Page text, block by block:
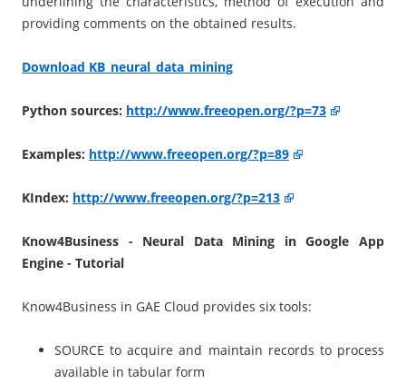
providing comments on the obtained results.
Download KB_neural_data_mining
Python sources: http://www.freeopen.org/?p=73
Examples: http://www.freeopen.org/?p=89
KIndex: http://www.freeopen.org/?p=213
Know4Business - Neural Data Mining in Google App
Engine - Tutorial
Know4Business in GAE Cloud provides six tools:
SOURCE to acquire and maintain records to process
available in tabular form